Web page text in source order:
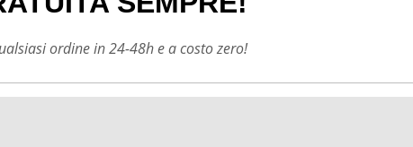
ordine in 24-48h e a costo zero!